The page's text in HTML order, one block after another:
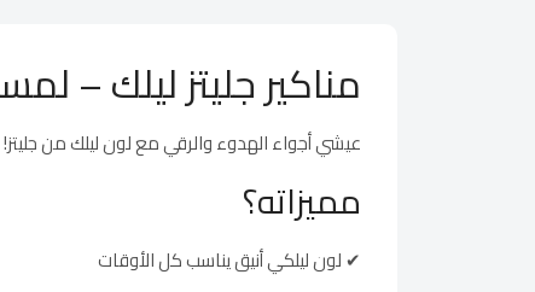
مناكير جليتز ليلك –
عيشي أجواء الهدوء والرقي مع لون ليلك من
مميزاته؟
✔ لون ليلكي أنيق يناسب كل الأوقات